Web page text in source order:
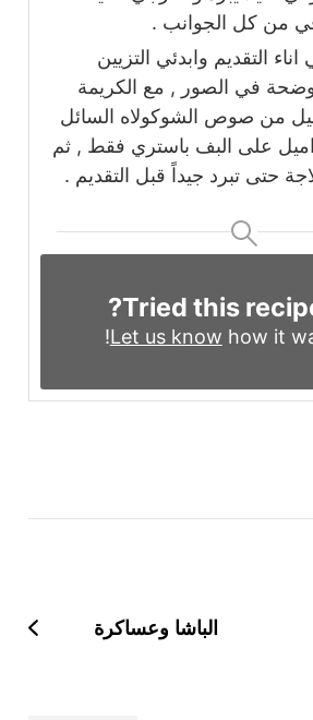
من كل الجوانب .
اناء التقديم وابدئي التزيين
في الصور , مع الكريمة
من صوص الشوكولاه السائل
على البف باستري فقط , ثم
حتى تبرد جيداً قبل التقديم .
Tried this
Let us know how it
الباشا وعساكرة